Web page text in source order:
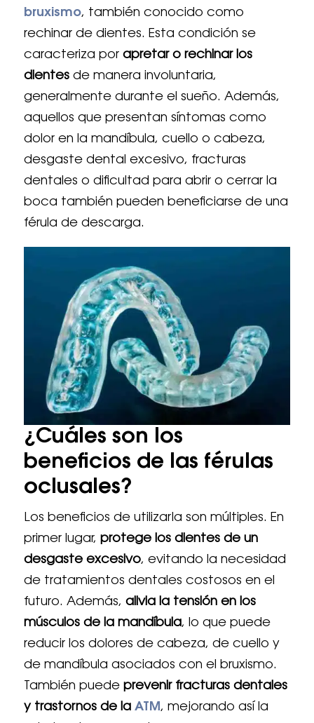
bruxismo, también conocido como
rechinar de dientes. Esta condición se
caracteriza por apretar o rechinar los
dientesde manera involuntaria,
generalmente durante el sueño. Además,
aquellos que presentan síntomas como
dolor en la mandíbula, cuello o cabeza,
desgaste dental excesivo, fracturas
dentales o dificultad para abrir o cerrar la
boca también pueden beneficiarse de una
férula de descarga.
¿Cuáles son los
beneficios de las férulas
oclusales?
Los beneficios de utilizarla son múltiples. En
primer lugar, protege los dientes de un
desgaste excesivo, evitando la necesidad
de tratamientos dentales costosos en el
futuro. Además, alivia la tensión en los
músculos de la mandíbula, lo que puede
reducir los dolores de cabeza, de cuello y
de mandíbula asociados con el bruxismo.
También puede prevenir fracturas dentales
y trastornos de la ATM, mejorando así la